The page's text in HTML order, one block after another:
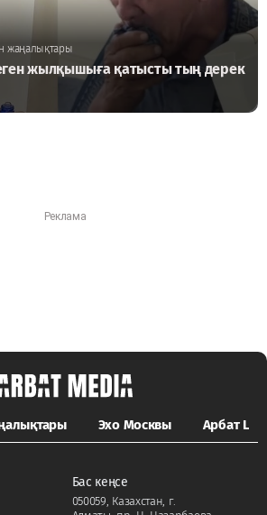
жаңалықтары
жылқышыға қатысты тың дерек
Эхо Москвы Арбат LIFE
Бас кеңсе
050059, Казахстан, г.